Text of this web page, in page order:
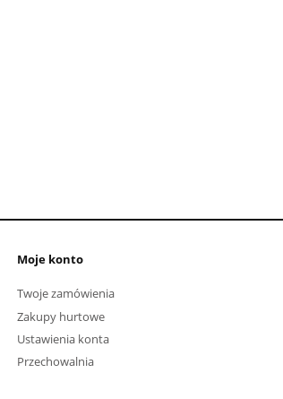
Moje konto
Twoje zamówienia
Zakupy hurtowe
Ustawienia konta
Przechowalnia